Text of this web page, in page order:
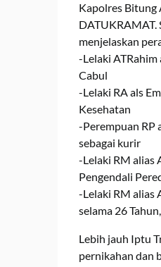
Kapolres Bitung
DATUKRAMAT.
menjelaskan
-Lelaki
Cabul
-Lelaki RA als
Kesehatan
-Perempuan RP
sebagai kurir
-Lelaki RM alias
Pengendali
-Lelaki RM alias
selama 26
Lebih jauh Iptu
pernikahan dan